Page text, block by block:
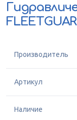
Производитель
Артикул
Наличие